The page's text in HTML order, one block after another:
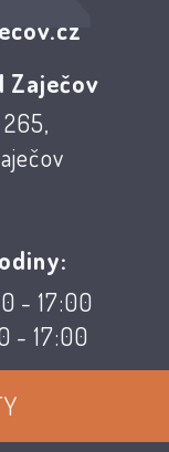
Zaječov
- 17:00
- 17:00